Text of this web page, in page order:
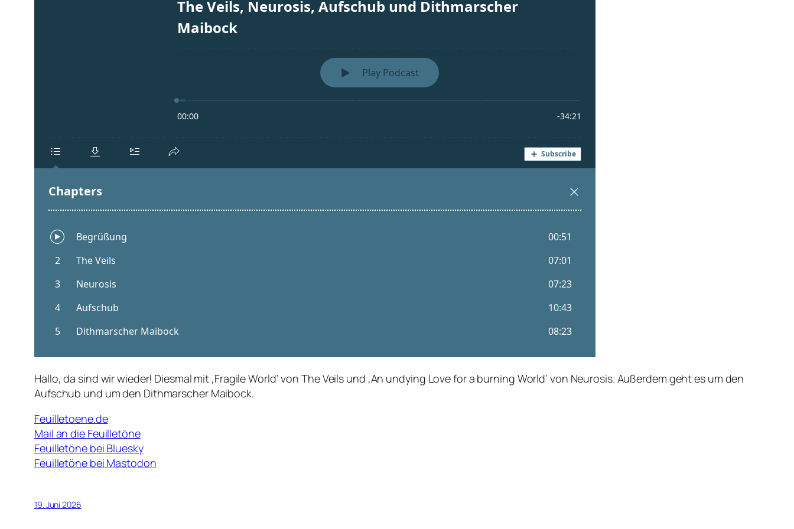
Hallo, da sind wir wieder! Diesmal mit ‚Fragile World‘ von The Veils und ‚An undying Love for a burning World‘ von Neurosis. Außerdem geht es um den
Aufschub und um den Dithmarscher Maibock.
Feuilletoene.de
Mail an die Feuilletöne
Feuilletöne bei Bluesky
Feuilletöne bei Mastodon
19. Juni 2026